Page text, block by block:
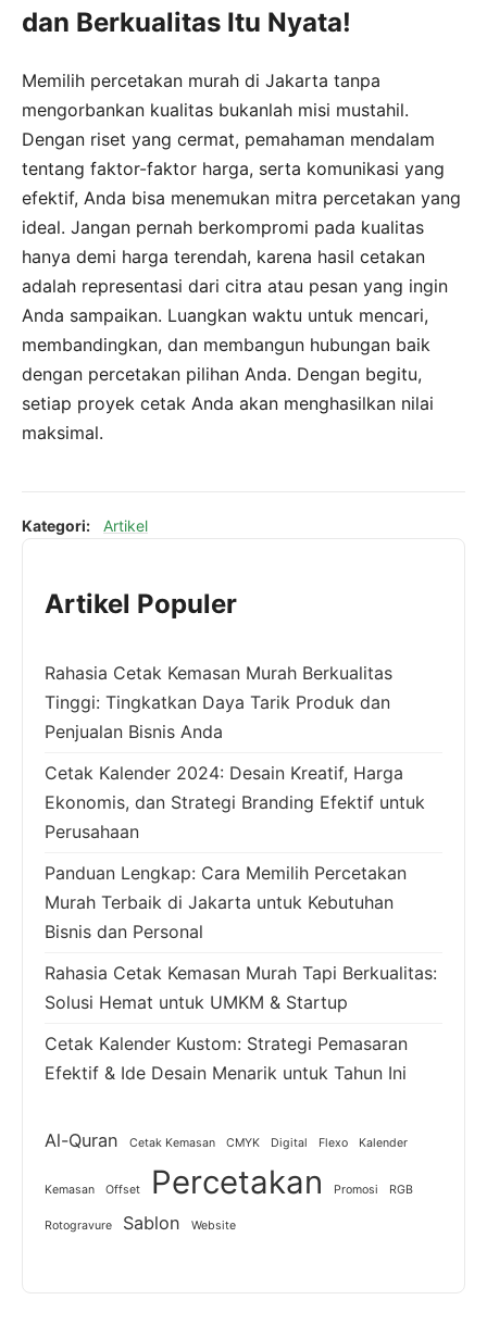
dan Berkualitas Itu Nyata!
Memilih percetakan murah di Jakarta tanpa
mengorbankan kualitas bukanlah misi mustahil.
Dengan riset yang cermat, pemahaman mendalam
tentang faktor-faktor harga, serta komunikasi yang
efektif, Anda bisa menemukan mitra percetakan yang
ideal. Jangan pernah berkompromi pada kualitas
hanya demi harga terendah, karena hasil cetakan
adalah representasi dari citra atau pesan yang ingin
Anda sampaikan. Luangkan waktu untuk mencari,
membandingkan, dan membangun hubungan baik
dengan percetakan pilihan Anda. Dengan begitu,
setiap proyek cetak Anda akan menghasilkan nilai
maksimal.
Kategori: Artikel
Artikel Populer
Rahasia Cetak Kemasan Murah Berkualitas
Tinggi: Tingkatkan Daya Tarik Produk dan
Penjualan Bisnis Anda
Cetak Kalender 2024: Desain Kreatif, Harga
Ekonomis, dan Strategi Branding Efektif untuk
Perusahaan
Panduan Lengkap: Cara Memilih Percetakan
Murah Terbaik di Jakarta untuk Kebutuhan
Bisnis dan Personal
Rahasia Cetak Kemasan Murah Tapi Berkualitas:
Solusi Hemat untuk UMKM & Startup
Cetak Kalender Kustom: Strategi Pemasaran
Efektif & Ide Desain Menarik untuk Tahun Ini
Al-Quran Cetak Kemasan CMYK Digital Flexo Kalender
Kemasan Offset Percetakan Promosi RGB
Rotogravure Sablon Website